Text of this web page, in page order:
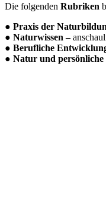
Die folgenden Rubriken
● Praxis der
● Naturwissen –
● Berufliche
● Natur und